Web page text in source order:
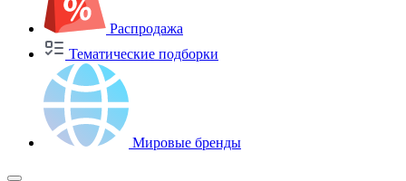
Распродажа
Тематические подборки
Мировые бренды